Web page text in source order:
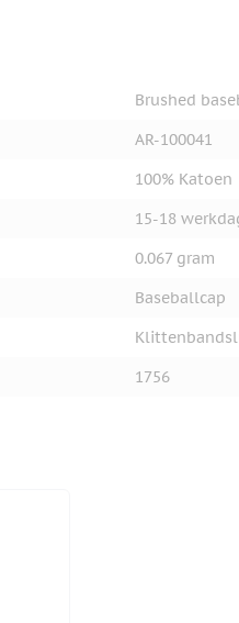
Brushed
AR-100041
100% Katoen
15-18
0.067 gram
Baseballcap
1756